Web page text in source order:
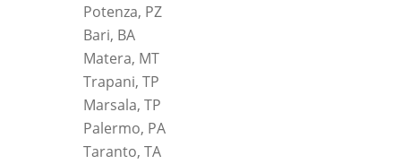
Potenza, PZ
Bari, BA
Matera, MT
Trapani, TP
Marsala, TP
Palermo, PA
Taranto, TA